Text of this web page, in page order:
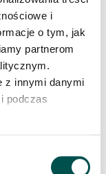
i
o tym, jak
partnerom
z innymi danymi
podczas